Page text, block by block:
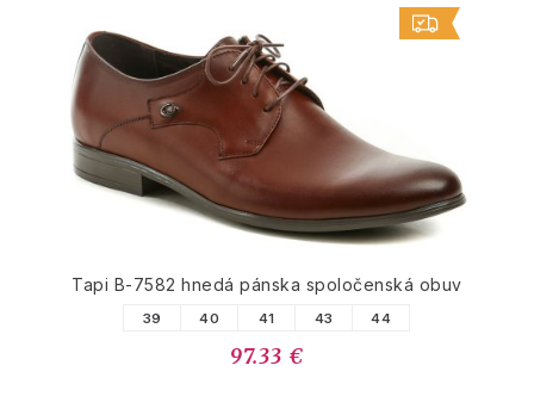
Tapi B-7582 hnedá pánska spoločenská obuv
39 40 41 43 44
97.33 €